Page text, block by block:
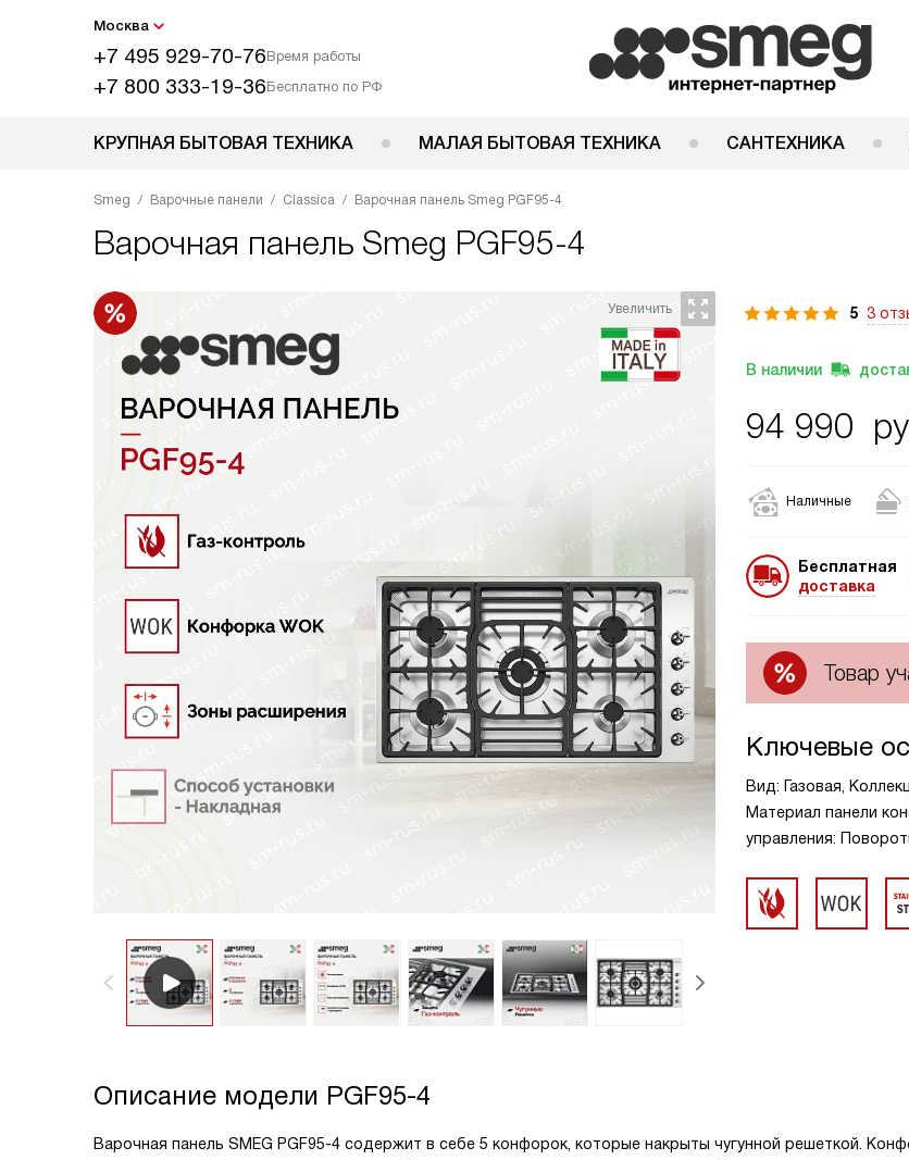
Москва
+7 495 929-70-76Время работы
+7 800 333-19-36Бесплатно по РФ
КРУПНАЯ БЫТОВАЯ ТЕХНИКА МАЛАЯ БЫТОВАЯ ТЕХНИКА САНТЕХНИКА
Smeg Варочные панели Classica Варочная панель Smeg PGF95-4
Варочная панель Smeg PGF95-4
5 3
В наличии
94 990
Наличные
Бесплатная
доставка
Товар
Ключевые
Вид: Газовая,
Материал панели
управления:
Описание модели PGF95-4
Варочная панель SMEG PGF95-4 содержит в себе 5 конфорок, которые накрыты чугунной решеткой.